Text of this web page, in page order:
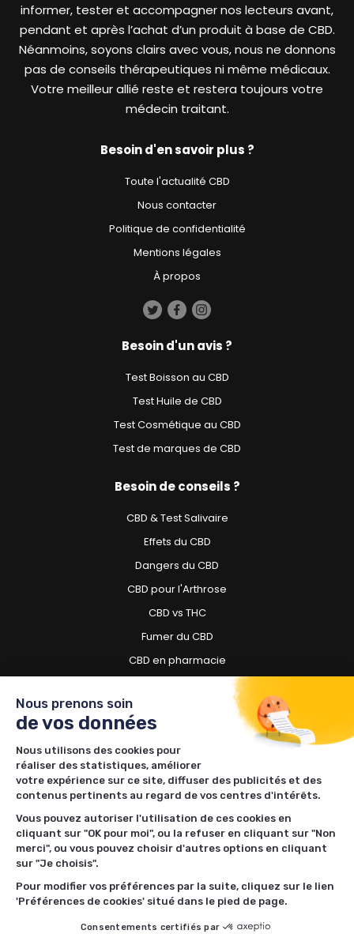
informer, tester et accompagner nos lecteurs avant,
pendant et après l’achat d’un produit à base de CBD.
Néanmoins, soyons clairs avec vous, nous ne donnons
pas de conseils thérapeutiques ni même médicaux.
Votre meilleur allié reste et restera toujours votre
médecin traitant.
Besoin d'en savoir plus ?
Toute l'actualité CBD
Nous contacter
Politique de confidentialité
Mentions légales
À propos
Besoin d'un avis ?
Test Boisson au CBD
Test Huile de CBD
Test Cosmétique au CBD
Test de marques de CBD
Besoin de conseils ?
CBD & Test Salivaire
Effets du CBD
Dangers du CBD
CBD pour l'Arthrose
CBD vs THC
Fumer du CBD
CBD en pharmacie
Besoin d'acheter du CBD ?
Boutiques CBD à Toulouse
Boutiques CBD à Lille
Boutiques CBD à Nantes
Boutiques CBD à Rennes
Boutiques CBD à Bordeaux
Boutiques CBD à Nancy
Nous prenons soin
de vos données
Nous utilisons des cookies pour
réaliser des statistiques, améliorer
votre expérience sur ce site, diffuser des publicités et des
contenus pertinents au regard de vos centres d'intérêts.
Vous pouvez autoriser l'utilisation de ces cookies en
cliquant sur "OK pour moi", ou la refuser en cliquant sur "Non
merci", ou vous pouvez choisir d'autres options en cliquant
sur "Je choisis".
Pour modifier vos préférences par la suite, cliquez sur le lien
'Préférences de cookies' situé dans le pied de page.
Consentements certifiés par